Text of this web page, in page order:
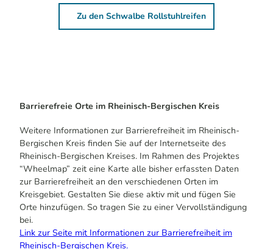
Zu den Schwalbe Rollstuhlreifen
Barrierefreie Orte im Rheinisch-Bergischen Kreis
Weitere Informationen zur Barrierefreiheit im Rheinisch-
Bergischen Kreis finden Sie auf der Internetseite des
Rheinisch-Bergischen Kreises. Im Rahmen des Projektes
“Wheelmap” zeit eine Karte alle bisher erfassten Daten
zur Barrierefreiheit an den verschiedenen Orten im
Kreisgebiet. Gestalten Sie diese aktiv mit und fügen Sie
Orte hinzufügen. So tragen Sie zu einer Vervollständigung
bei.
Link zur Seite mit Informationen zur Barrierefreiheit im
Rheinisch-Bergischen Kreis.